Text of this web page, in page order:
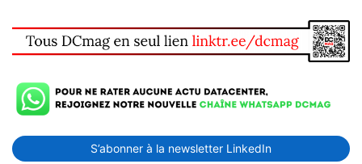
S’abonner à la newsletter LinkedIn